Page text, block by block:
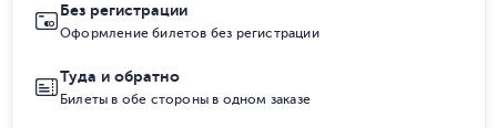
Без регистрации
Оформление билетов без регистрации
Туда и обратно
Билеты в обе стороны в одном заказе